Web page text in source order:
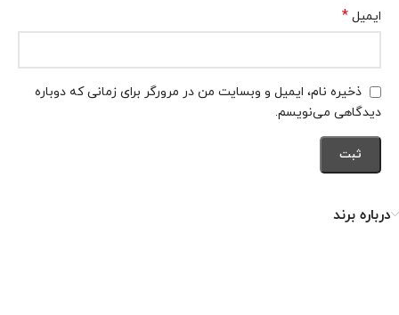
ایمیل *
ذخیره نام، ایمیل و وبسایت من در مرورگر برای زمانی که دوباره
دیدگاهی می‌نویسم.
درباره برند